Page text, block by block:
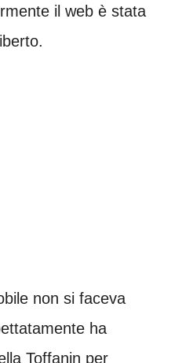
il web è stata
non si faceva
ha
Toffanin per